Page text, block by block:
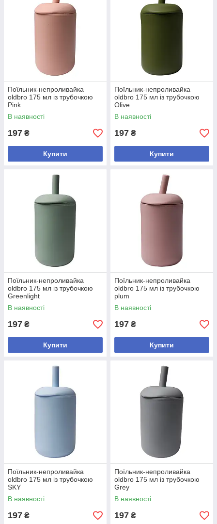
Поїльник-непроливайка
oldbro 175 мл із трубочкою
Pink
В наявності
197 ₴
Купити
Поїльник-непроливайка
oldbro 175 мл із трубочкою
Olive
В наявності
197 ₴
Купити
Поїльник-непроливайка
oldbro 175 мл із трубочкою
Greenlight
В наявності
197 ₴
Купити
Поїльник-непроливайка
oldbro 175 мл із трубочкою
plum
В наявності
197 ₴
Купити
Поїльник-непроливайка
oldbro 175 мл із трубочкою
SKY
В наявності
197 ₴
Поїльник-непроливайка
oldbro 175 мл із трубочкою
Grey
В наявності
197 ₴